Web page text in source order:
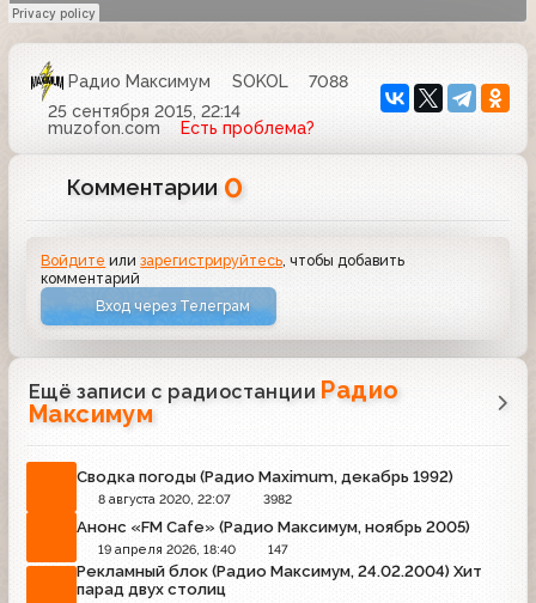
Радио Максимум SOKOL
7088
25 сентября 2015, 22:14
muzofon.com
Есть проблема?
Комментарии 0
Войдите илизарегистрируйтесь , чтобы добавить
комментарий
Вход через Телеграм
Ещё записи с радиостанции Радио
Максимум
Сводка погоды (Радио Maximum, декабрь 1992)
8 августа 2020, 22:07 3982
Анонс «FM Cafe» (Радио Максимум, ноябрь 2005)
19 апреля 2026, 18:40 147
Рекламный блок (Радио Максимум, 24.02.2004) Хит
парад двух столиц